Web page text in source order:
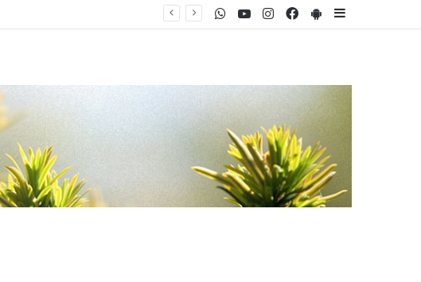
PlayStore
Facebook
Instagram
Youtube
WhatsApp